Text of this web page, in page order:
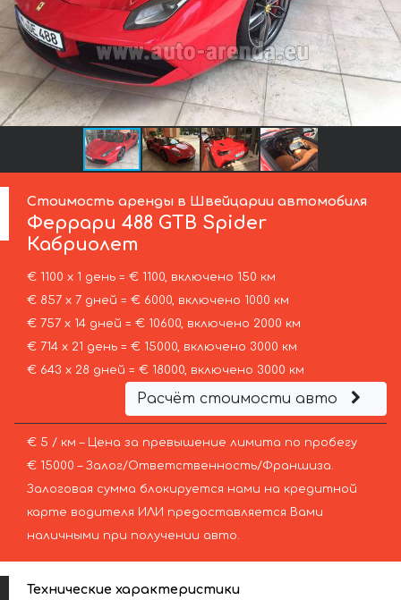
Стоимость аренды в Швейцарии автомобиля
Феррари 488 GTB Spider
Кабриолет
€ 1100 х 1 день = € 1100, включено 150 км
€ 857 х 7 дней = € 6000, включено 1000 км
€ 757 х 14 дней = € 10600, включено 2000 км
€ 714 х 21 день = € 15000, включено 3000 км
€ 643 х 28 дней = € 18000, включено 3000 км
Расчёт стоимости авто
€ 5 / км – Цена за превышение лимита по пробегу
€ 15000 – Залог/Ответственность/Франшиза.
Залоговая сумма блокируется нами на кредитной
карте водителя ИЛИ предоставляется Вами
наличными при получении авто.
Технические характеристики